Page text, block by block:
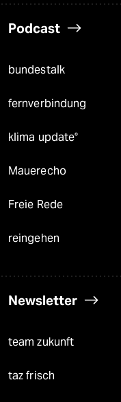
Podcast
bundestalk
fernverbindung
klima update°
Mauerecho
Freie Rede
reingehen
Newsletter
team zukunft
taz frisch